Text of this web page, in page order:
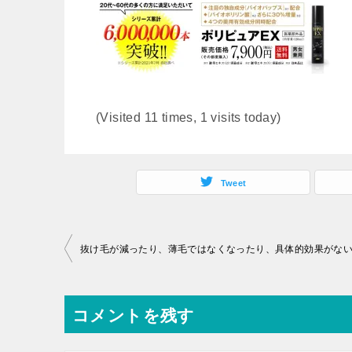
(Visited 11 times, 1 visits today)
Tweet
投
ナ
ビ
コメントを残す